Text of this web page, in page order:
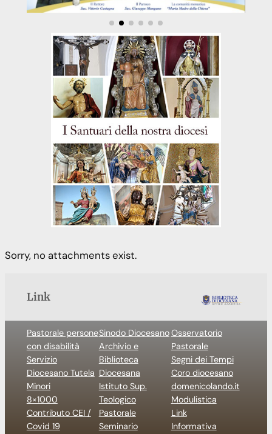
Sorry, no attachments exist.
Link
Pastorale persone
con disabilità
Servizio
Diocesano Tutela
Minori
8×1000
Contributo CEI /
Covid 19
Sinodo Diocesano
Archivio e
Biblioteca
Diocesana
Istituto Sup.
Teologico
Pastorale
Seminario
Osservatorio
Pastorale
Segni dei Tempi
Coro diocesano
domenicolando.it
Modulistica
Link
Informativa